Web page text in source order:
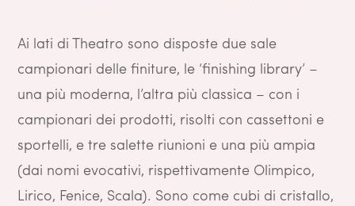
Ai lati di Theatro sono disposte due sale
campionari delle finiture, le ‘finishing library’ –
una più moderna, l’altra più classica – con i
campionari dei prodotti, risolti con cassettoni e
sportelli, e tre salette riunioni e una più ampia
(dai nomi evocativi, rispettivamente Olimpico,
Lirico, Fenice, Scala). Sono come cubi di cristallo,